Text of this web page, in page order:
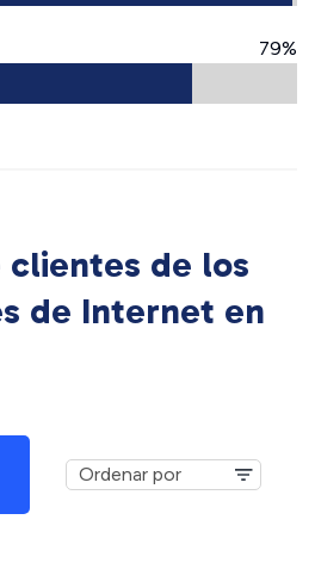
79%
clientes de los
de Internet en